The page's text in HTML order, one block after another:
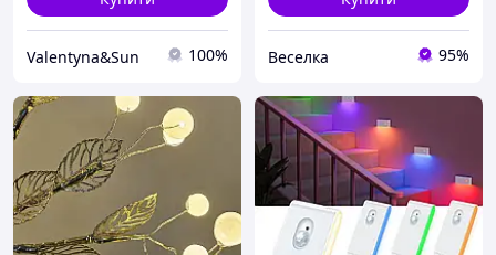
Valentyna&Sun 100% Веселка 95%